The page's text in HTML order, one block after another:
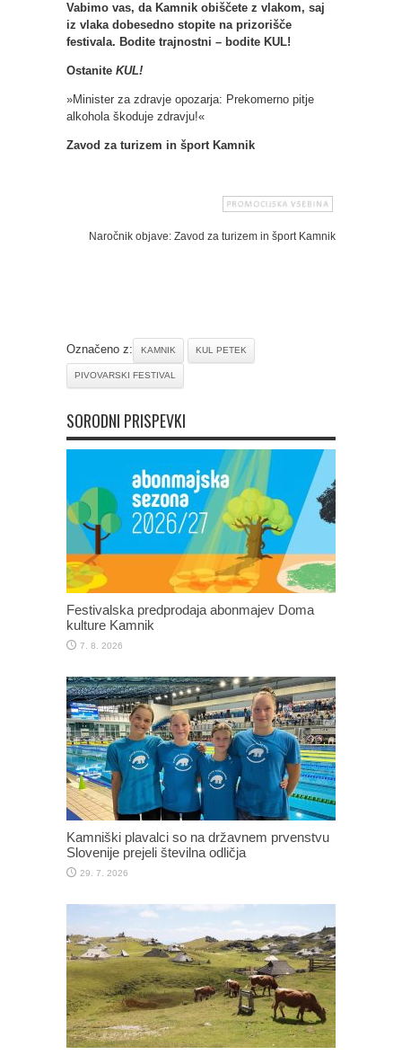
Vabimo vas, da Kamnik obiščete z vlakom, saj
iz vlaka dobesedno stopite na prizorišče
festivala. Bodite trajnostni – bodite KUL!
Ostanite KUL!
»Minister za zdravje opozarja: Prekomerno pitje
alkohola škoduje zdravju!«
Zavod za turizem in šport Kamnik
Naročnik objave: Zavod za turizem in šport Kamnik
Označeno z: KAMNIK KUL PETEK
PIVOVARSKI FESTIVAL
SORODNI PRISPEVKI
Festivalska predprodaja abonmajev Doma
kulture Kamnik
7. 8. 2026
Kamniški plavalci so na državnem prvenstvu
Slovenije prejeli številna odličja
29. 7. 2026